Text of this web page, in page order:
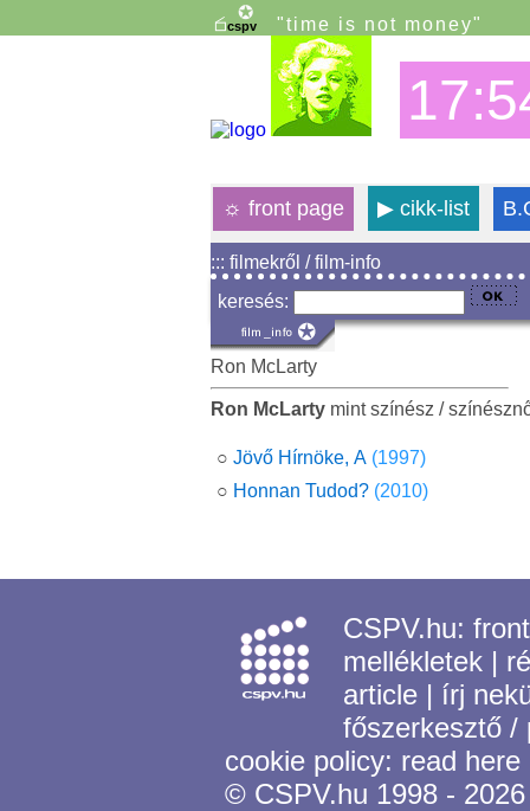
"time is not money"
☼ front page ▶cikk-list
::: filmekről / film-info
keresés:
Ron McLarty
Ron McLartymint színész /
○ Jövő Hírnöke, A (1997)
○ Honnan Tudod? (2010)
CSPV.hu:
mellékletek |
article | írj
főszerkesztő
cookie policy: read here
© CSPV.hu 1998 - 2026